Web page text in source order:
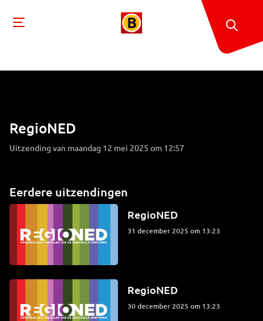
RegioNED
Uitzending van maandag 12 mei 2025 om 12:57
Eerdere uitzendingen
RegioNED
31 december 2025 om 13:23
RegioNED
30 december 2025 om 13:23